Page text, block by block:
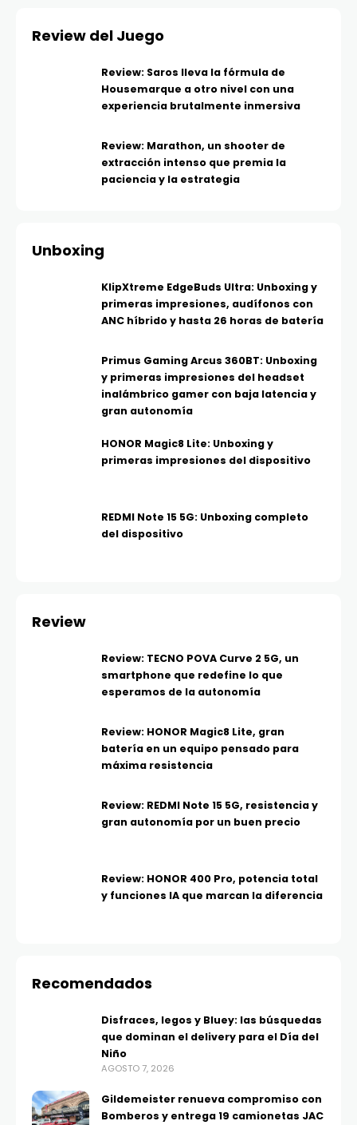
Review del Juego
Review: Saros lleva la fórmula de
Housemarque a otro nivel con una
experiencia brutalmente inmersiva
Review: Marathon, un shooter de
extracción intenso que premia la
paciencia y la estrategia
Unboxing
KlipXtreme EdgeBuds Ultra: Unboxing y
primeras impresiones, audífonos con
ANC híbrido y hasta 26 horas de batería
Primus Gaming Arcus 360BT: Unboxing
y primeras impresiones del headset
inalámbrico gamer con baja latencia y
gran autonomía
HONOR Magic8 Lite: Unboxing y
primeras impresiones del dispositivo
REDMI Note 15 5G: Unboxing completo
del dispositivo
Review
Review: TECNO POVA Curve 2 5G, un
smartphone que redefine lo que
esperamos de la autonomía
Review: HONOR Magic8 Lite, gran
batería en un equipo pensado para
máxima resistencia
Review: REDMI Note 15 5G, resistencia y
gran autonomía por un buen precio
Review: HONOR 400 Pro, potencia total
y funciones IA que marcan la diferencia
Recomendados
Disfraces, legos y Bluey: las búsquedas
que dominan el delivery para el Día del
Niño
AGOSTO 7, 2026
Gildemeister renueva compromiso con
Bomberos y entrega 19 camionetas JAC